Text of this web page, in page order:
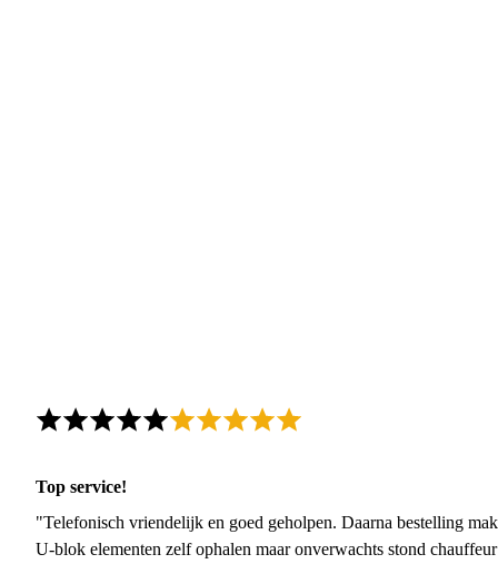
Top service!
"Telefonisch vriendelijk en goed geholpen. Daarna bestelling
U-blok elementen zelf ophalen maar onverwachts stond